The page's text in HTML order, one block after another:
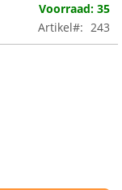
Voorraad: 35
Artikel
243